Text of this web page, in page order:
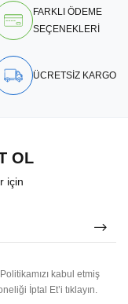
FARKLI ÖDEME
SEÇENEKLERİ
ÜCRETSİZ KARGO
OL
için
kabul etmiş
İptal Et’i tıklayın.